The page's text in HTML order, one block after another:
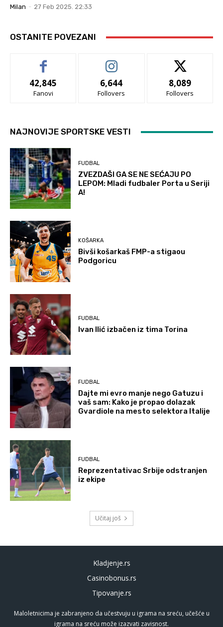
Milan - 27 Feb 2025. 22:33
OSTANITE POVEZANI
42,845
Fanovi
6,644
Follovers
8,089
Follovers
NAJNOVIJE SPORTSKE VESTI
FUDBAL
ZVEZDAŠI GA SE NE SEĆAJU PO
LEPOM: Mladi fudbaler Porta u Seriji
A!
KOŠARKA
Bivši košarkaš FMP-a stigaou
Podgoricu
FUDBAL
Ivan Ilić izbačen iz tima Torina
FUDBAL
Dajte mi evro manje nego Gatuzu i
vaš sam: Kako je propao dolazak
Gvardiole na mesto selektora Italije
FUDBAL
Reprezentativac Srbije odstranjen
iz ekipe
Učitaj još
Kladjenje.rs
Casinobonus.rs
Tipovanje.rs
Maloletnicima je zabranjeno da učestvuju u igrama na sreću, učešće u
igrama na sreću može izazvati zavisnost.